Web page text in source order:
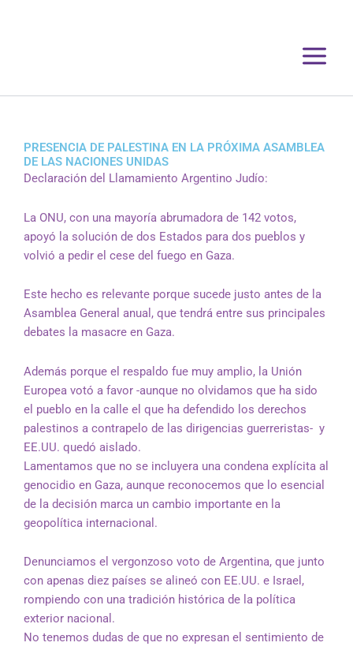
PRESENCIA DE PALESTINA EN LA PRÓXIMA ASAMBLEA
DE LAS NACIONES UNIDAS
Declaración del Llamamiento Argentino Judío:
La ONU, con una mayoría abrumadora de 142 votos,
apoyó la solución de dos Estados para dos pueblos y
volvió a pedir el cese del fuego en Gaza.
Este hecho es relevante porque sucede justo antes de la
Asamblea General anual, que tendrá entre sus principales
debates la masacre en Gaza.
Además porque el respaldo fue muy amplio, la Unión
Europea votó a favor -aunque no olvidamos que ha sido
el pueblo en la calle el que ha defendido los derechos
palestinos a contrapelo de las dirigencias guerreristas- y
EE.UU. quedó aislado.
Lamentamos que no se incluyera una condena explícita al
genocidio en Gaza, aunque reconocemos que lo esencial
de la decisión marca un cambio importante en la
geopolítica internacional.
Denunciamos el vergonzoso voto de Argentina, que junto
con apenas diez países se alineó con EE.UU. e Israel,
rompiendo con una tradición histórica de la política
exterior nacional.
No tenemos dudas de que no expresan el sentimiento de